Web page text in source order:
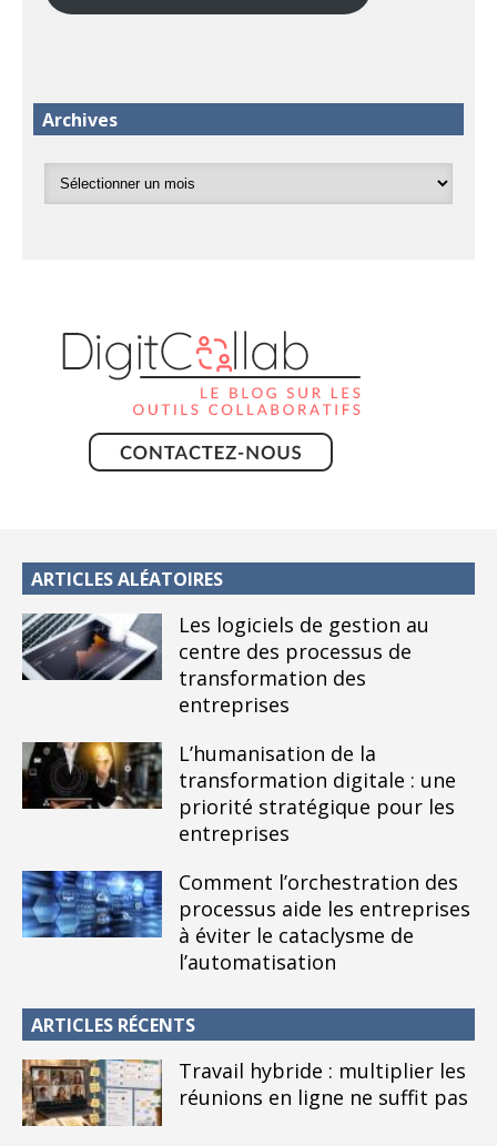
Archives
ARTICLES ALÉATOIRES
Les logiciels de gestion au
centre des processus de
transformation des
entreprises
L’humanisation de la
transformation digitale : une
priorité stratégique pour les
entreprises
Comment l’orchestration des
processus aide les entreprises
à éviter le cataclysme de
l’automatisation
ARTICLES RÉCENTS
Travail hybride : multiplier les
réunions en ligne ne suffit pas